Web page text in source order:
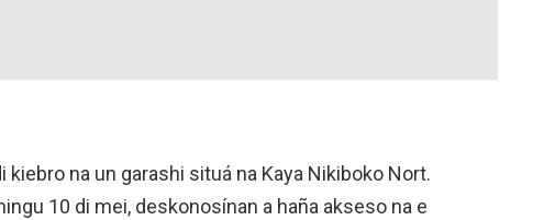
kiebro na un garashi situá na Kaya Nikiboko Nort.
10 di mei, deskonosínan a haña akseso na e